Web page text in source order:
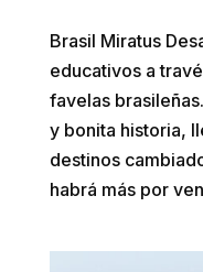
Brasil Miratus
educativos a
favelas
y bonita historia,
destinos
habrá más por